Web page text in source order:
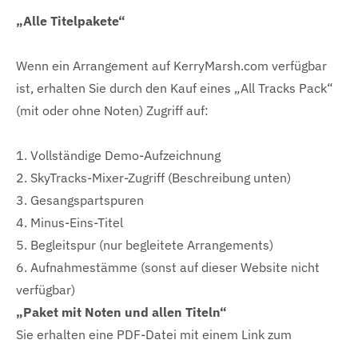
„Alle Titelpakete“
Wenn ein Arrangement auf KerryMarsh.com verfügbar
ist, erhalten Sie durch den Kauf eines „All Tracks Pack“
(mit oder ohne Noten) Zugriff auf:
1. Vollständige Demo-Aufzeichnung
2. SkyTracks-Mixer-Zugriff (Beschreibung unten)
3. Gesangspartspuren
4. Minus-Eins-Titel
5. Begleitspur (nur begleitete Arrangements)
6. Aufnahmestämme (sonst auf dieser Website nicht
verfügbar)
„Paket mit Noten und allen Titeln“
Sie erhalten eine PDF-Datei mit einem Link zum